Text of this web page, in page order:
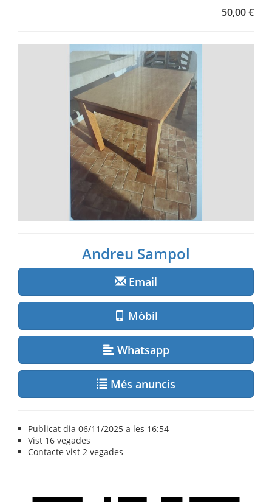
50,00 €
Andreu Sampol
Email
Mòbil
Whatsapp
Més anuncis
Publicat dia 06/11/2025 a les 16:54
Vist 16 vegades
Contacte vist2 vegades